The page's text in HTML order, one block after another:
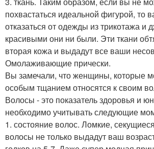
похвастаться идеальной фигурой, то
отказаться от одежды из трикотажа и
красивыми они ни были. Эти ткани
вторая кожа и выдадут все ваши
Омолаживающие прически.
Вы замечали, что женщины, которые
особым тщанием относятся к своим
Волосы - это показатель здоровья и
необходимо учитывать следующие
1. состояние волос. Ломкие,
волосы не только выдадут ваш